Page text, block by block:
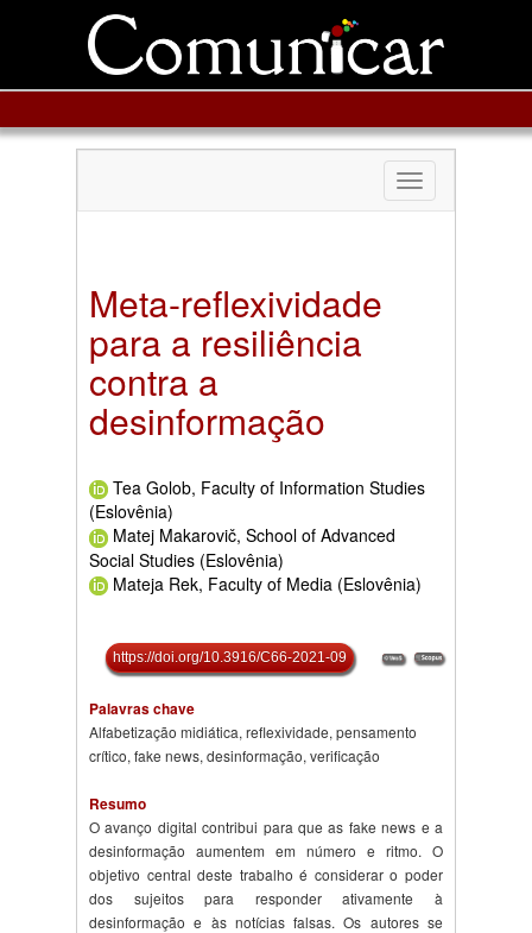
Toggle
navigation
Meta-reflexividade
para a resiliência
contra a
desinformação
Tea Golob, Faculty of Information Studies
(Eslovênia)
Matej Makarovič, School of Advanced
Social Studies (Eslovênia)
Mateja Rek, Faculty of Media (Eslovênia)
https://doi.org/10.3916/C66-2021-09
Palavras chave
Alfabetização midiática, reflexividade, pensamento
crítico, fake news, desinformação, verificação
Resumo
O avanço digital contribui para que as fake news e a
desinformação aumentem em número e ritmo. O
objetivo central deste trabalho é considerar o poder
dos sujeitos para responder ativamente à
desinformação e às notícias falsas. Os autores se